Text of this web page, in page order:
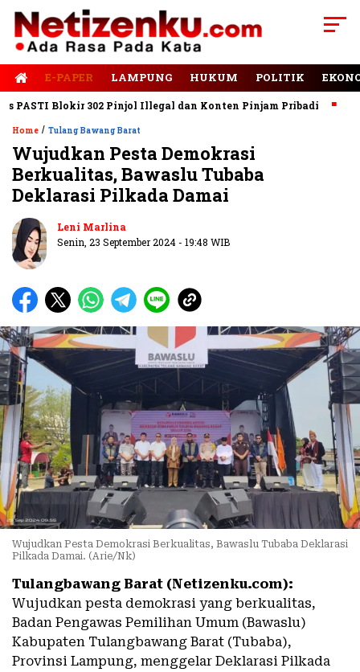
E-PAPER LAMPUNG HUKUM POLITIK
Blokir 302 Pinjol Illegal dan Konten Pinjam Pribadi Jalan
Home / Tulang Bawang Barat
Wujudkan Pesta Demokrasi
Berkualitas, Bawaslu Tubaba
Deklarasi Pilkada Damai
Leni Marlina
Senin, 23 September 2024 - 19:48 WIB
Wujudkan Pesta Demokrasi Berkualitas, Bawaslu Tubaba Deklarasi
Pilkada Damai. (Arie/Nk)
Tulangbawang Barat (Netizenku.com):
Wujudkan pesta demokrasi yang berkualitas,
Badan Pengawas Pemilihan Umum (Bawaslu)
Kabupaten Tulangbawang Barat (Tubaba),
Provinsi Lampung, menggelar Deklarasi Pilkada